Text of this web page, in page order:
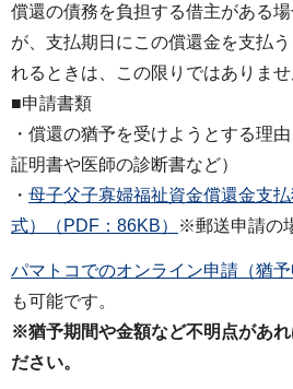
償還の債務を負担する借主がある
が、支払期日にこの償還金を支払
れるときは、この限りではありませ
■申請書類
・償還の猶予を受けようとする理
証明書や医師の診断書など）
・ 母子父子寡婦福祉資金償還金支
式）（PDF：86KB）
※郵送申請の
パマトコでのオンライン申請（猶予
も可能です。
※猶予期間や金額など不明点があれ
ださい。